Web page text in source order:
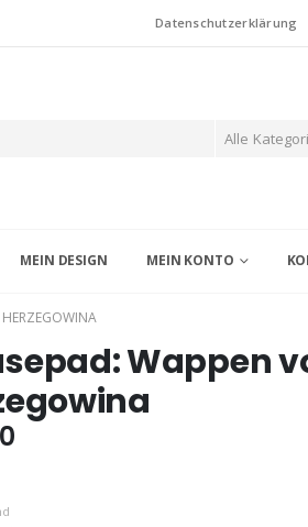
Datenschutzerklärung
Alle
MEIN DESIGN MEIN KONTO
Wappen